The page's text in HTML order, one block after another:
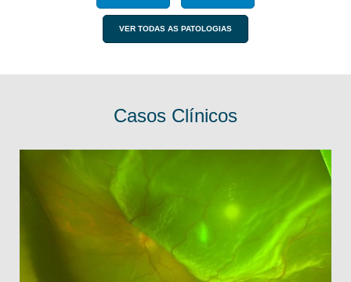
VER TODAS AS PATOLOGIAS
Casos Clínicos